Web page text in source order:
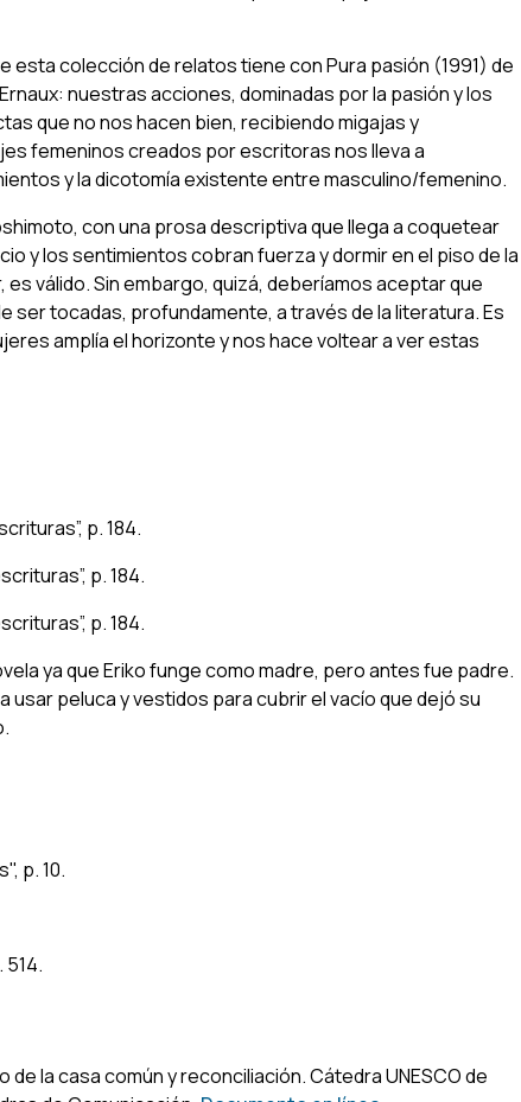
esta colección de relatos tiene conPura pasión (1991) de
nuestras acciones, dominadas por la pasión y los
que no nos hacen bien, recibiendo migajas y
femeninos creados por escritoras nos lleva a
y la dicotomía existente entre masculino/femenino.
con una prosa descriptiva que llega a coquetear
y los sentimientos cobran fuerza y dormir en el piso de la
válido. Sin embargo, quizá, deberíamos aceptar que
tocadas, profundamente, a través de la literatura. Es
amplía el horizonte y nos hace voltear a ver estas
p. 184.
p. 184.
p. 184.
ya que Eriko funge como madre, pero antes fue padre.
usar peluca y vestidos para cubrir el vacío que dejó su
p. 10.
514.
de la casa común y reconciliación. Cátedra UNESCO de